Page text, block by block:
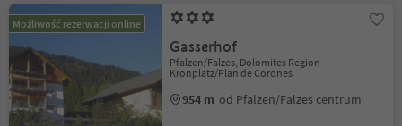
Możliwość rezerwacji online
Gasserhof
Pfalzen/Falzes, Dolomites Region
Kronplatz/Plan de Corones
954 m od Pfalzen/Falzes centrum